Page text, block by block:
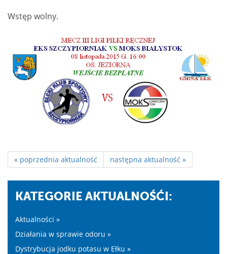
Wstęp wolny.
« poprzednia aktualność następna aktualność »
KATEGORIE AKTUALNOŚĆI:
Aktualności »
Działania w sprawie odoru »
Dystrybucja jodku potasu w Ełku »